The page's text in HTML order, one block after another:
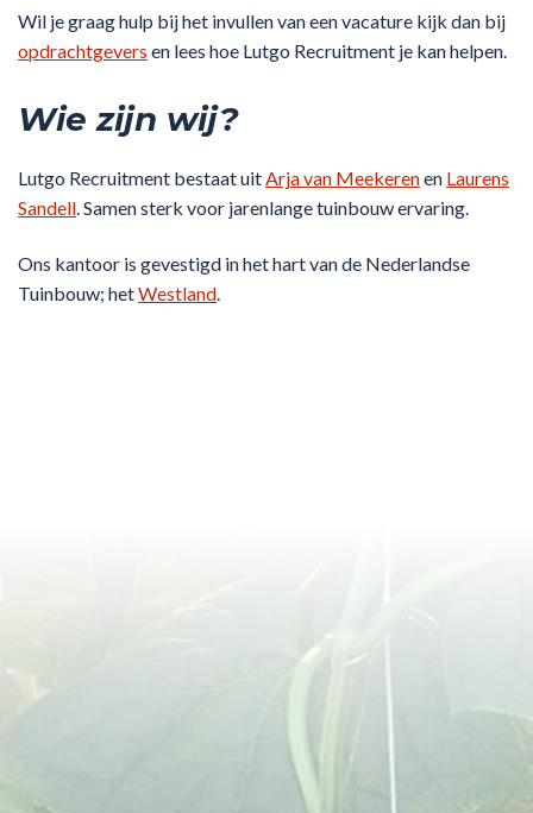
Wil je graag hulp bij het invullen van een vacature kijk dan bij
opdrachtgevers en lees hoe Lutgo Recruitment je kan helpen.
Wie zijn wij?
Lutgo Recruitment bestaat uitArja van Meekerenen Laurens
Sandell. Samen sterk voor jarenlange tuinbouw ervaring.
Ons kantoor is gevestigd in het hart van de Nederlandse
Tuinbouw; hetWestland.